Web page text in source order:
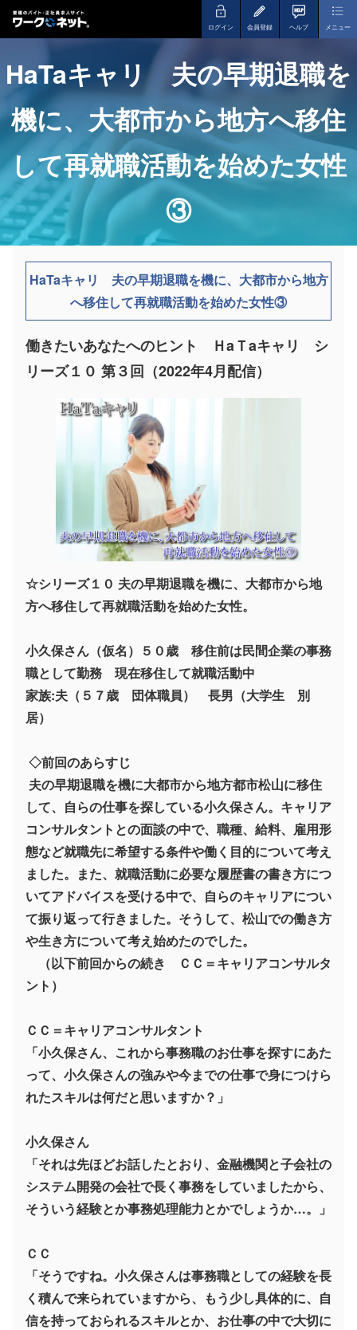
ログイン 会員登録 ヘルプ メニュー
HaTaキャリ 夫の早期退職を
機に、大都市から地方へ移住
して再就職活動を始めた女性
③
HaTaキャリ 夫の早期退職を機に、大都市から地方
へ移住して再就職活動を始めた女性③
働きたいあなたへのヒント ＨaＴaキャリ シ
リーズ１０ 第３回（2022年4月配信）
☆シリーズ１０ 夫の早期退職を機に、大都市から地
方へ移住して再就職活動を始めた女性。
小久保さん（仮名）５０歳 移住前は民間企業の事務
職として勤務 現在移住して就職活動中
家族:夫（５７歳 団体職員） 長男（大学生 別
居）
◇前回のあらすじ
夫の早期退職を機に大都市から地方都市松山に移住
して、自らの仕事を探している小久保さん。キャリア
コンサルタントとの面談の中で、職種、給料、雇用形
態など就職先に希望する条件や働く目的について考え
ました。また、就職活動に必要な履歴書の書き方につ
いてアドバイスを受ける中で、自らのキャリアについ
て振り返って行きました。そうして、松山での働き方
や生き方について考え始めたのでした。
（以下前回からの続き ＣＣ＝キャリアコンサルタ
ント）
ＣＣ＝キャリアコンサルタント
「小久保さん、これから事務職のお仕事を探すにあた
って、小久保さんの強みや今までの仕事で身につけら
れたスキルは何だと思いますか？」
小久保さん
「それは先ほどお話したとおり、金融機関と子会社の
システム開発の会社で長く事務をしていましたから、
そういう経験とか事務処理能力とかでしょうか…。」
ＣＣ
「そうですね。小久保さんは事務職としての経験を長
く積んで来られていますから、もう少し具体的に、自
信を持っておられるスキルとか、お仕事の中で大切に